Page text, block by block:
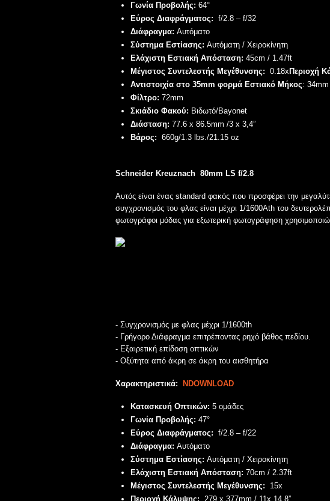
Γωνία Προβολής: 64°
Εύρος Διαφράγματος: f/2.8 – f/32
Διάφραγμα: Αυτόματο
Σύστημα Εστίασης: Αυτόματη / Χειροκίνητη
Ελάχιστη Εστιακή Απόσταση: 45cm / 1.47ft
Μέγιστος Συντελεστής Μεγέθυνσης: 0.18xΠεριοχή
Αντιστοιχία στο 35mm φορμά Εστιακό Μήκος: 34mm
Φίλτρο: 72mm
Σκιάδιο Φακού: Βιδωτό/Bayonet
Διάσταση: 77.6 x 86.5mm /3 x 3,4”
Βάρος: 660g/1.3 lbs./21.15 oz
Schneider Kreuznach 80mm LS f/2.8
Αυτός είναι ένας standard φακός που προσφέρει την
συγχρονισμός του φλας είναι μέχρι 1/1600Ath του
φωτογράφοι μόδας για εξωτερική φωτογράφηση
- Συγχρονισμός με φλας μέχρι 1/1600th
- Γρήγορο Διάφραγμα επιτρέποντας ρηχό βάθος πεδίου.
- Εξαιρετική επίδοση οπτικών
- Οξύτητα από άκρη σε άκρη του αισθητήρα
Χαρακτηριστικά: N DOWNLOAD
Κατασκευή Οπτικών: 5 ομάδες
Γωνία Προβολής: 47°
Εύρος Διαφράγματος: f/2.8 – f/22
Διάφραγμα: Αυτόματο
Σύστημα Εστίασης: Αυτόματη / Χειροκίνητη
Ελάχιστη Εστιακή Απόσταση: 70cm / 2.37ft
Μέγιστος Συντελεστής Μεγέθυνσης: 15x
Περιοχή Κάλυψης: 279 x 377mm / 11x 14.8”